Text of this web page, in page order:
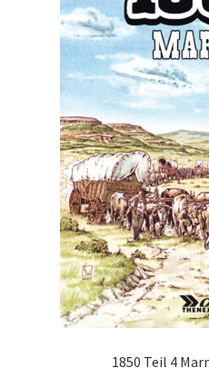
1850 Teil 4